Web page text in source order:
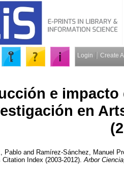
Login Create
e
en
Pablo and Ramírez-Sánchez, Manuel
Index (2003-2012). Arbor